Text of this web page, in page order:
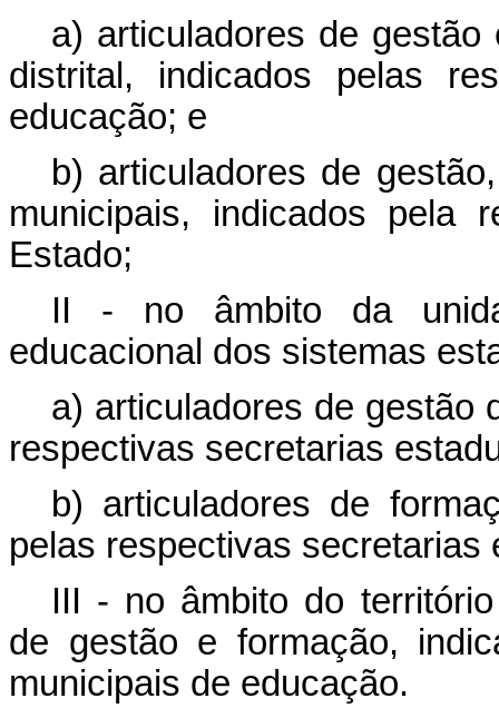
a) articuladores de
distrital, indicados pelas
educação; e
b) articuladores de
municipais, indicados pela
Estado;
II - no âmbito da
educacional dos sistemas
a) articuladores de gestão
respectivas secretarias
b) articuladores de
pelas respectivas secretarias
III - no âmbito do
de gestão e formação,
municipais de educação.